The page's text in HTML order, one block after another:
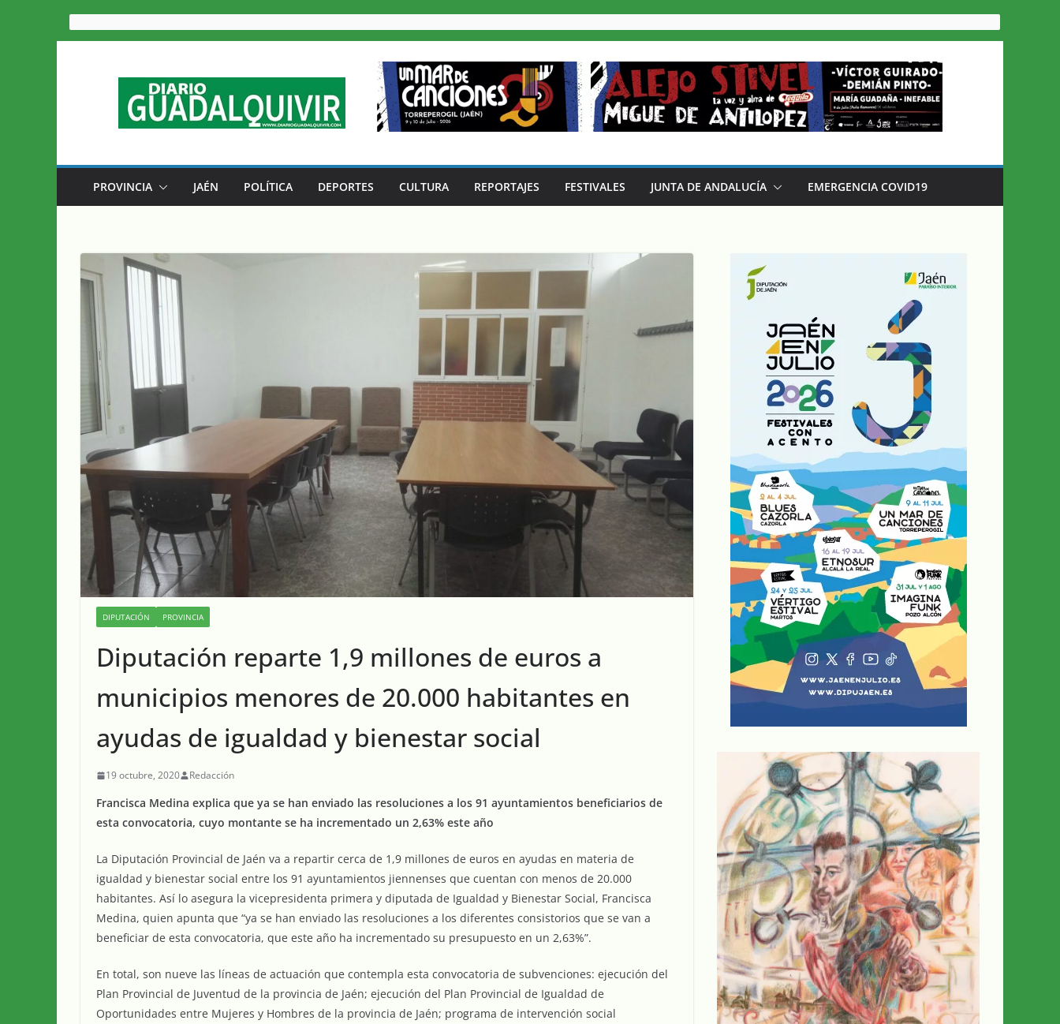
Saltar
al
PROVINCIA JAÉN POLÍTICA DEPORTES CULTURA REPORTAJES FESTIVALES JUNTA DE ANDALUCÍA EMERGENCIA COVID19
DIPUTACIÓN PROVINCIA
Diputación reparte 1,9 millones de euros a
municipios menores de 20.000 habitantes en
ayudas de igualdad y bienestar social
19 octubre, 2020 Redacción
Francisca Medina explica que ya se han enviado las resoluciones a los 91 ayuntamientos beneficiarios de
esta convocatoria, cuyo montante se ha incrementado un 2,63% este año
La Diputación Provincial de Jaén va a repartir cerca de 1,9 millones de euros en ayudas en materia de
igualdad y bienestar social entre los 91 ayuntamientos jiennenses que cuentan con menos de 20.000
habitantes. Así lo asegura la vicepresidenta primera y diputada de Igualdad y Bienestar Social, Francisca
Medina, quien apunta que “ya se han enviado las resoluciones a los diferentes consistorios que se van a
beneficiar de esta convocatoria, que este año ha incrementado su presupuesto en un 2,63%”.
En total, son nueve las líneas de actuación que contempla esta convocatoria de subvenciones: ejecución del
Plan Provincial de Juventud de la provincia de Jaén; ejecución del Plan Provincial de Igualdad de
Oportunidades entre Mujeres y Hombres de la provincia de Jaén; programa de intervención social